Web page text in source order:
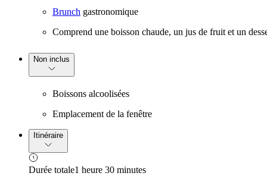
Brunch gastronomique
Comprend une boisson chaude, un jus de fruit et un
Non inclus
Boissons alcoolisées
Emplacement de la fenêtre
Itinéraire
Durée totale1 heure 30 minutes